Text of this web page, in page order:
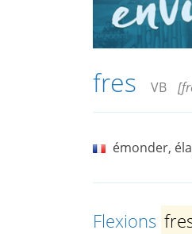
fres VB
émonder,
Flexions